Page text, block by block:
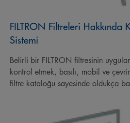
FILTRON Filtreleri Hakkında
Sistemi
Belirli bir FILTRON filtresinin
kontrol etmek, basılı, mobil ve
filtre kataloğu sayesinde oldukça